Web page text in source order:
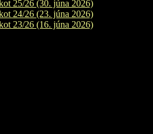
25/26 (30. júna 2026)
24/26 (23. júna 2026)
23/26 (16. júna 2026)